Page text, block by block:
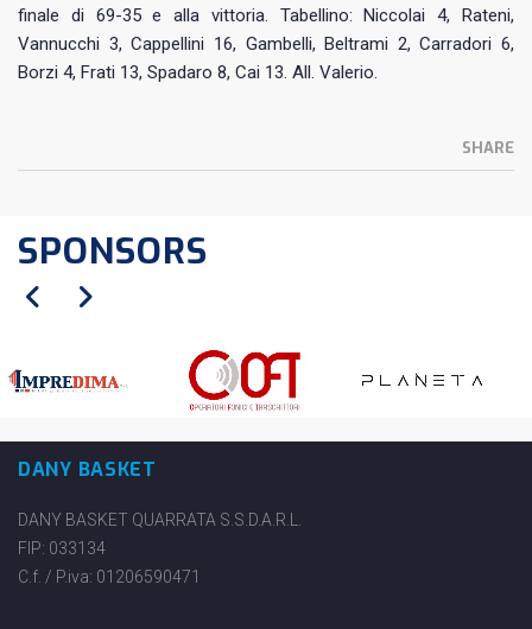
finale di 69-35 e alla vittoria. Tabellino: Niccolai 4, Rateni,
Vannucchi 3, Cappellini 16, Gambelli, Beltrami 2, Carradori 6,
Borzi 4, Frati 13, Spadaro 8, Cai 13. All. Valerio.
SHARE
SPONSORS
DANY BASKET
DANY BASKET QUARRATA S.S.D.A.R.L.
FIP: 033134
C.f. / P.iva: 01206590471